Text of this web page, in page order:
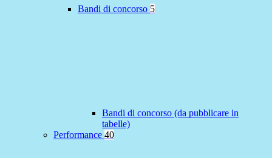
Bandi di concorso 5
Bandi di concorso (da pubblicare in
tabelle)
Performance 40